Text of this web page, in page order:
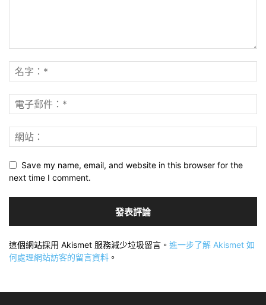
Save my name, email, and website in this browser for the
next time I comment.
這個網站採用 Akismet 服務減少垃圾留言。 進一步了解 Akismet 如
何處理網站訪客的留言資料 。